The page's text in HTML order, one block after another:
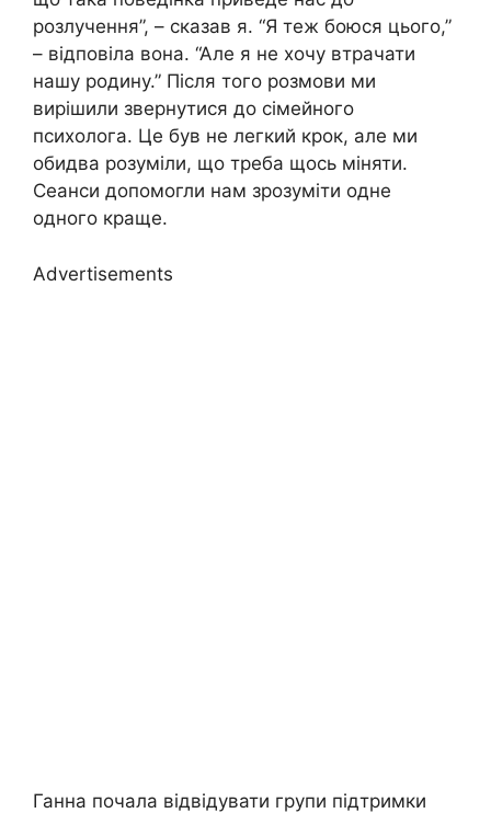
розлучення”, – сказав я. “Я теж боюся цього,”
– відповіла вона. “Але я не хочу втрачати
нашу родину.” Після того розмови ми
вирішили звернутися до сімейного
психолога. Це був не легкий крок, але ми
обидва розуміли, що треба щось міняти.
Сеанси допомогли нам зрозуміти одне
одного краще.
Advertisements
Ганна почала відвідувати групи підтримки